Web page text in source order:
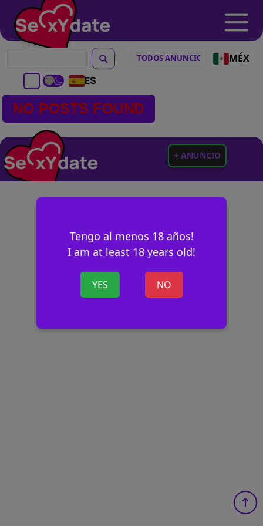
MÉX
ES
Tengo al menos 18 años!
I am at least 18 years old!
YES NO
NO POSTS FOUND
+ ANUNCIO